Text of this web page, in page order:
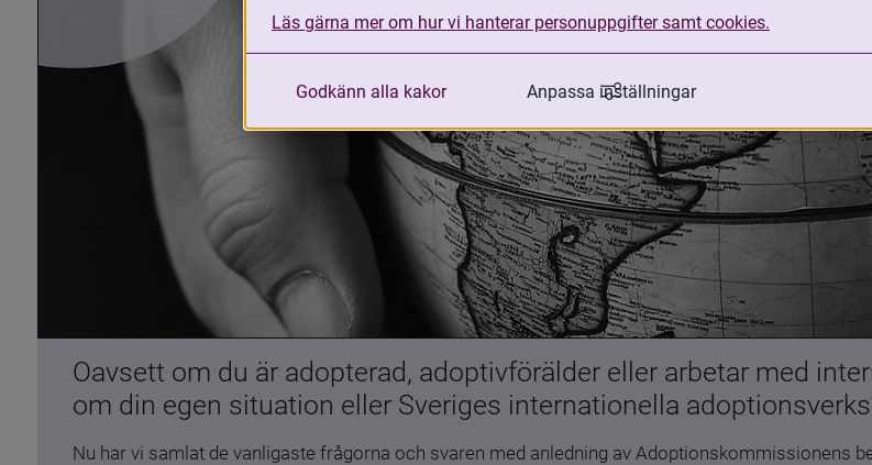
Oavsett om du är adopterad, adoptivförälder eller arbetar med
om din egen situation eller Sveriges internationella
Nu har vi samlat de vanligaste frågorna och svaren med anledning av Adoptionskommissionens
Läs gärna mer om hur vi hanterar personuppgifter samt cookies.
Godkänn alla kakor Anpassa inställningar